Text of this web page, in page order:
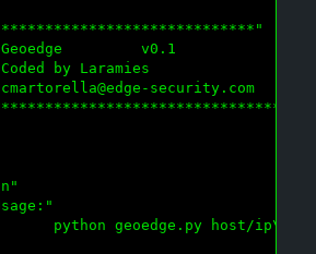
v0.1
by Laramies
cmartorella@edge-security.com
python geoedge.py host/ip\n"